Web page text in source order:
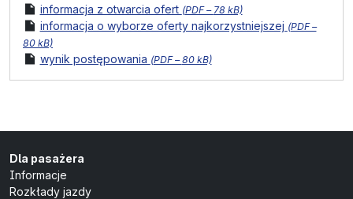
plik
informacja z otwarcia ofert (format pliku:
PDF – rozmiar pliku:
78 kB)
plik
informacja o wyborze oferty najkorzystniejszej (format pliku:
PDF –
80 kB)
plik
wynik postępowania (format pliku:
PDF – rozmiar pliku:
80 kB)
Dla pasażera
Informacje
Rozkłady jazdy